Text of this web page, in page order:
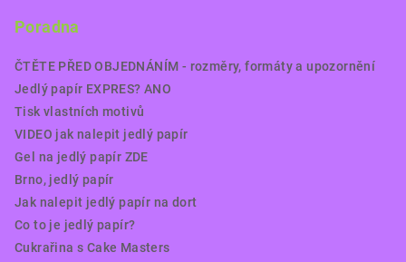
Poradna
ČTĚTE PŘED OBJEDNÁNÍM - rozměry, formáty a upozornění
Jedlý papír EXPRES? ANO
Tisk vlastních motivů
VIDEO jak nalepit jedlý papír
Gel na jedlý papír ZDE
Brno, jedlý papír
Jak nalepit jedlý papír na dort
Co to je jedlý papír?
Cukrařina s Cake Masters